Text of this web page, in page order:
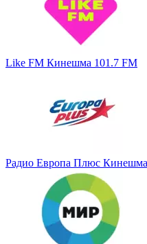
Like FM Кинешма 101.7 FM
Радио Европа Плюс